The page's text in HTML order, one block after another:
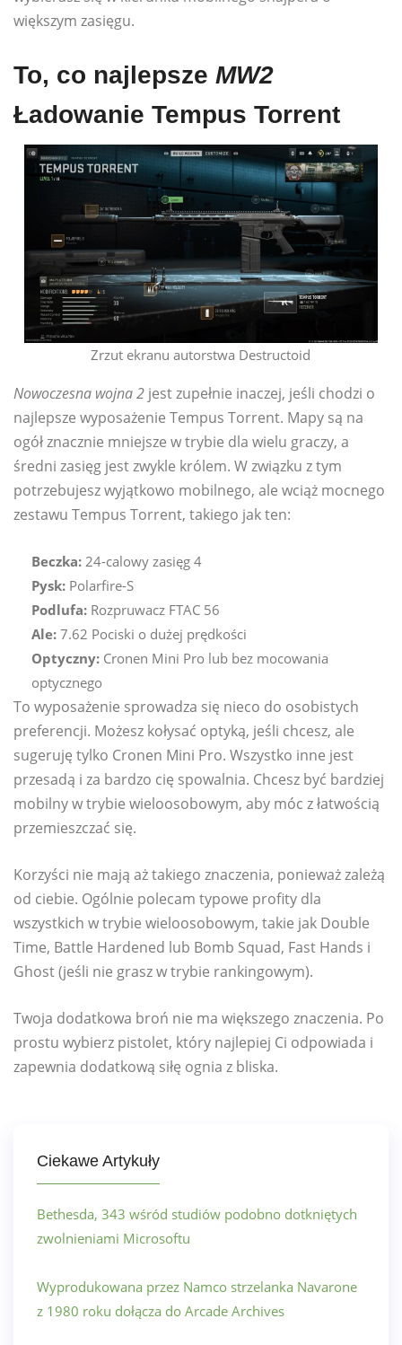
większym zasięgu.
To, co najlepsze MW2
Ładowanie Tempus Torrent
Zrzut ekranu autorstwa Destructoid
Nowoczesna wojna 2 jest zupełnie inaczej, jeśli chodzi o
najlepsze wyposażenie Tempus Torrent. Mapy są na
ogół znacznie mniejsze w trybie dla wielu graczy, a
średni zasięg jest zwykle królem. W związku z tym
potrzebujesz wyjątkowo mobilnego, ale wciąż mocnego
zestawu Tempus Torrent, takiego jak ten:
Beczka: 24-calowy zasięg 4
Pysk: Polarfire-S
Podlufa: Rozpruwacz FTAC 56
Ale: 7.62 Pociski o dużej prędkości
Optyczny: Cronen Mini Pro lub bez mocowania
optycznego
To wyposażenie sprowadza się nieco do osobistych
preferencji. Możesz kołysać optyką, jeśli chcesz, ale
sugeruję tylko Cronen Mini Pro. Wszystko inne jest
przesadą i za bardzo cię spowalnia. Chcesz być bardziej
mobilny w trybie wieloosobowym, aby móc z łatwością
przemieszczać się.
Korzyści nie mają aż takiego znaczenia, ponieważ zależą
od ciebie. Ogólnie polecam typowe profity dla
wszystkich w trybie wieloosobowym, takie jak Double
Time, Battle Hardened lub Bomb Squad, Fast Hands i
Ghost (jeśli nie grasz w trybie rankingowym).
Twoja dodatkowa broń nie ma większego znaczenia. Po
prostu wybierz pistolet, który najlepiej Ci odpowiada i
zapewnia dodatkową siłę ognia z bliska.
Ciekawe Artykuły
Bethesda, 343 wśród studiów podobno dotkniętych
zwolnieniami Microsoftu
Wyprodukowana przez Namco strzelanka Navarone
z 1980 roku dołącza do Arcade Archives